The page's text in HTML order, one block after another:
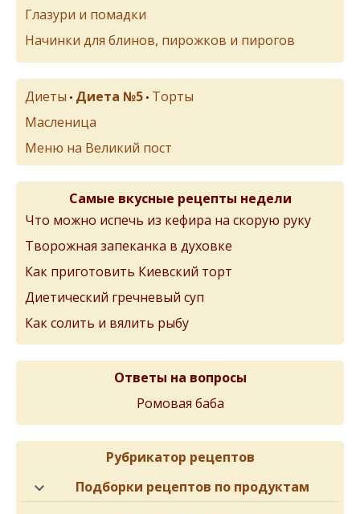
Глазури и помадки
Начинки для блинов, пирожков и пирогов
Диеты • Диета №5 • Торты
Масленица
Меню на Великий пост
Самые вкусные рецепты недели
Что можно испечь из кефира на скорую руку
Творожная запеканка в духовке
Как приготовить Киевский торт
Диетический гречневый суп
Как солить и вялить рыбу
Ответы на вопросы
Ромовая баба
Рубрикатор рецептов
Подборки рецептов по продуктам